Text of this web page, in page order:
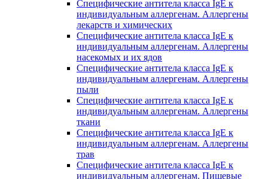
Специфические антитела класса IgE к
индивидуальным аллергенам. Аллергены
лекарств и химических
Специфические антитела класса IgE к
индивидуальным аллергенам. Аллергены
насекомых и их ядов
Специфические антитела класса IgE к
индивидуальным аллергенам. Аллергены
пыли
Специфические антитела класса IgE к
индивидуальным аллергенам. Аллергены
ткани
Специфические антитела класса IgE к
индивидуальным аллергенам. Аллергены
трав
Специфические антитела класса IgE к
индивидуальным аллергенам. Пищевые